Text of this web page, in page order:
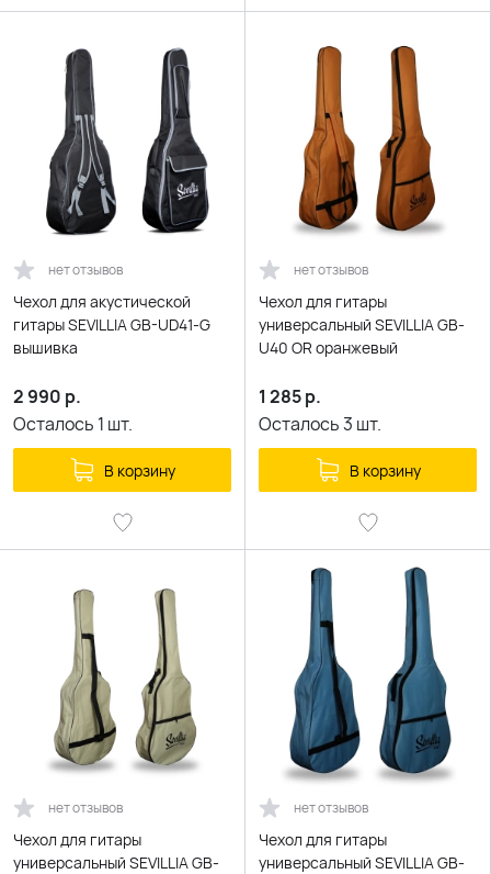
нет отзывов
Чехол для акустической
гитары SEVILLIA GB-UD41-G
вышивка
2 990 р.
Осталось 1 шт.
В корзину
нет отзывов
Чехол для гитары
универсальный SEVILLIA GB-
U40 OR оранжевый
1 285р.
Осталось3 шт.
В корзину
нет отзывов
Чехол для гитары
универсальный SEVILLIA GB-
нет отзывов
Чехол для гитары
универсальный SEVILLIA GB-